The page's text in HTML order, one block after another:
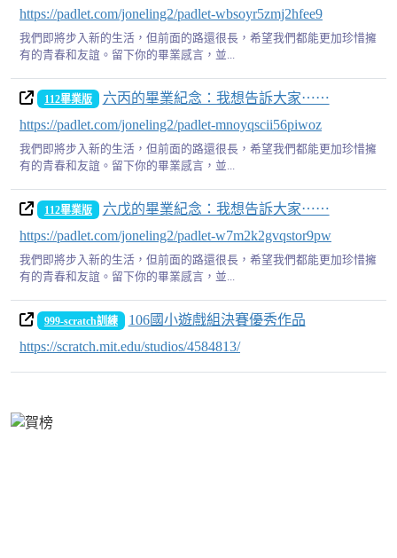
https://padlet.com/joneling2/padlet-wbsoyr5zmj2hfee9
我們即將步入新的生活，但前面的路還很長，希望我們都能更加珍惜擁
有的青春和友誼。留下你的畢業感言，並...
112畢業版
六丙的畢業紀念：我想告訴大家⋯⋯
https://padlet.com/joneling2/padlet-mnoyqscii56piwoz
我們即將步入新的生活，但前面的路還很長，希望我們都能更加珍惜擁
有的青春和友誼。留下你的畢業感言，並...
112畢業版
六戊的畢業紀念：我想告訴大家⋯⋯
https://padlet.com/joneling2/padlet-w7m2k2gvqstor9pw
我們即將步入新的生活，但前面的路還很長，希望我們都能更加珍惜擁
有的青春和友誼。留下你的畢業感言，並...
999-scratch訓練
106國小遊戲組決賽優秀作品
https://scratch.mit.edu/studios/4584813/